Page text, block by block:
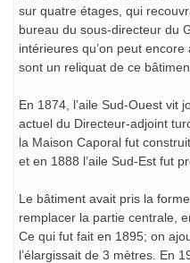
sur quatre étages, qui
bureau du sous-directeur du
intérieures qu’on peut
sont un reliquat de ce
En 1874, l’aile Sud-Ouest vit
actuel du Directeur-adjoint
la Maison Caporal fut
et en 1888 l’aile Sud-Est fut
Le bâtiment avait pris la
remplacer la partie centrale,
Ce qui fut fait en 1895; on
l’élargissait de 3 mètres. En